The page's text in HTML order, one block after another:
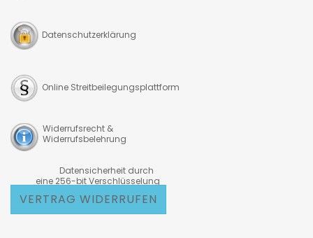
Datenschutzerklärung
Online Streitbeilegungsplattform
Widerrufsrecht &
Widerrufsbelehrung
Datensicherheit durch
eine 256-bit Verschlüsselung
VERTRAG WIDERRUFEN